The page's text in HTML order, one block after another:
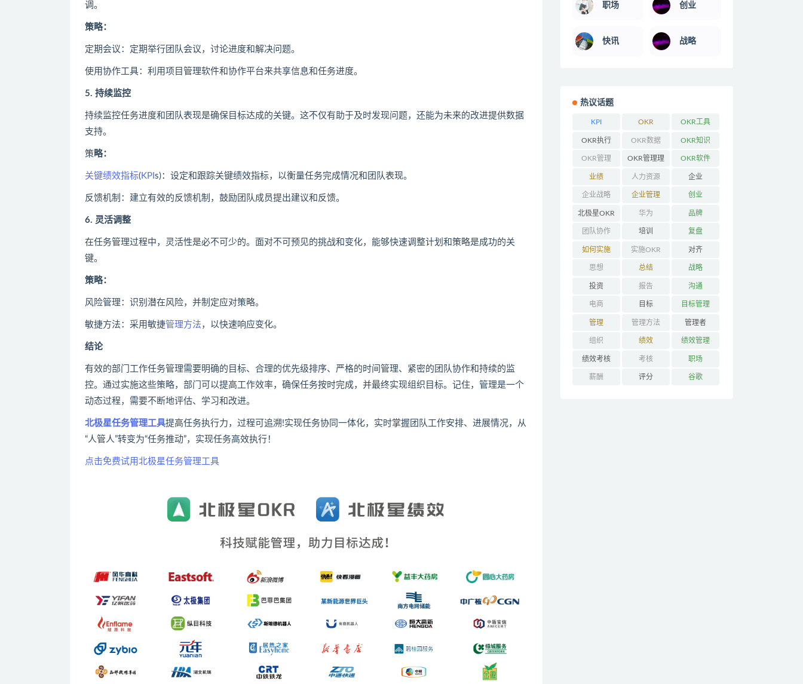
调。
策略：
定期会议：定期举行团队会议，讨论进度和解决问题。
使用协作工具：利用项目管理软件和协作平台来共享信息和任务进度。
5. 持续监控
持续监控任务进度和团队表现是确保目标达成的关键。这不仅有助于及时发现问题，还能为未来的改进提供数据
支持。
策略：
关键绩效指标( KPI s)：设定和跟踪关键绩效指标，以衡量任务完成情况和团队表现。
反馈机制：建立有效的反馈机制，鼓励团队成员提出建议和反馈。
6. 灵活调整
在任务管理过程中，灵活性是必不可少的。面对不可预见的挑战和变化，能够快速调整计划和策略是成功的关
键。
策略：
风险管理：识别潜在风险，并制定应对策略。
敏捷方法：采用敏捷管理方法 ，以快速响应变化。
结论
有效的部门工作任务管理需要明确的目标、合理的优先级排序、严格的时间管理、紧密的团队协作和持续的监
控。通过实施这些策略，部门可以提高工作效率，确保任务按时完成，并最终实现组织目标。记住，管理是一个
动态过程，需要不断地评估、学习和改进。
北极星任务管理工具提高任务执行力，过程可追溯!实现任务协同一体化，实时掌握团队工作安排、进展情况，从
“人管人”转变为“任务推动”，实现任务高效执行！
点击免费试用北极星任务管理工具
职场 创业
快讯 战略
热议话题
KPI OKR OKR工具
OKR执行 OKR数据 OKR知识
OKR管理 OKR管理理
念
OKR软件
业绩 人力资源 企业
企业战略 企业管理 创业
北极星OKR 华为 品牌
团队协作 培训 复盘
如何实施
OKR
实施OKR 对齐
思想 总结 战略
投资 报告 沟通
电商 目标 目标管理
管理 管理方法 管理者
组织 绩效 绩效管理
绩效考核 考核 职场
薪酬 评分 谷歌